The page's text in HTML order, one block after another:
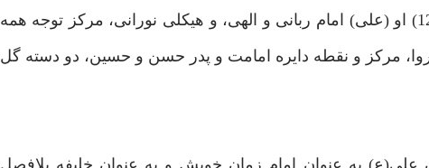
و الحسين الّذين هما ريحانتى رسول اللّه سيّدى شباب اهل الجنّة؛(12) او (على) امام ربانى و الهى، و هيكلى نورانى، مركز توجه همه
روا، مركز و نقطه دايره امامت و پدر حسن و حسين، دو دسته گل